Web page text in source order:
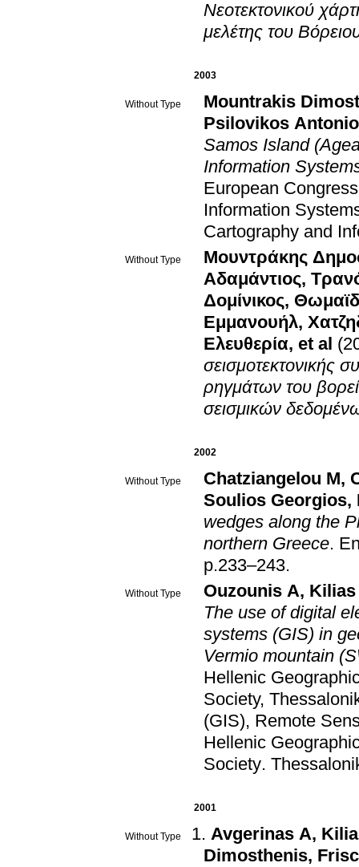
Νεοτεκτονικού
μελέτης του
2003
Without Type
Mountrakis
Psilovikos
Samos Island
Information
European
Information
Cartography and
Without Type
Μουντράκης
Αδαμάντιος,
Δομίνικος,
Εμμανουήλ,
Ελευθερία, et al
σεισμοτεκτονικής
ρηγμάτων του
σεισμικών
2002
Without Type Chatziangelou M,
Soulios Georgios,
wedges along the
northern Greece.
p.233–243.
Without Type Ouzounis A,
The use of digital
systems (GIS) in
Vermio mountain
Hellenic
Society,
(GIS), Remote
Hellenic
Society.
2001
Without Type Avgerinas Α,
Dimosthenis,